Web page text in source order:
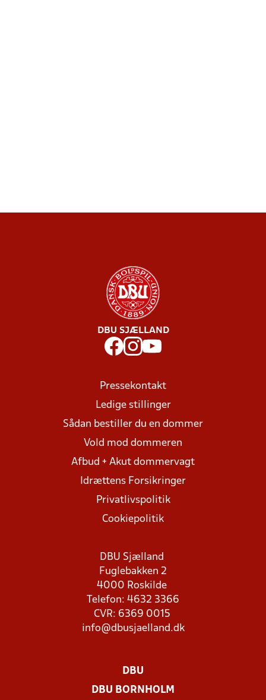
DBU SJÆLLAND
Pressekontakt
Ledige stillinger
Sådan bestiller du en dommer
Vold mod dommeren
Afbud + Akut dommervagt
Idrættens Forsikringer
Privatlivspolitik
Cookiepolitik
DBU Sjælland
Fuglebakken 2
4000 Roskilde
Telefon: 4632 3366
CVR: 6369 0015
info@dbusjaelland.dk
DBU
DBU BORNHOLM